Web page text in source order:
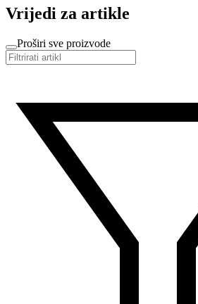
Vrijedi za artikle
Proširi sve proizvode